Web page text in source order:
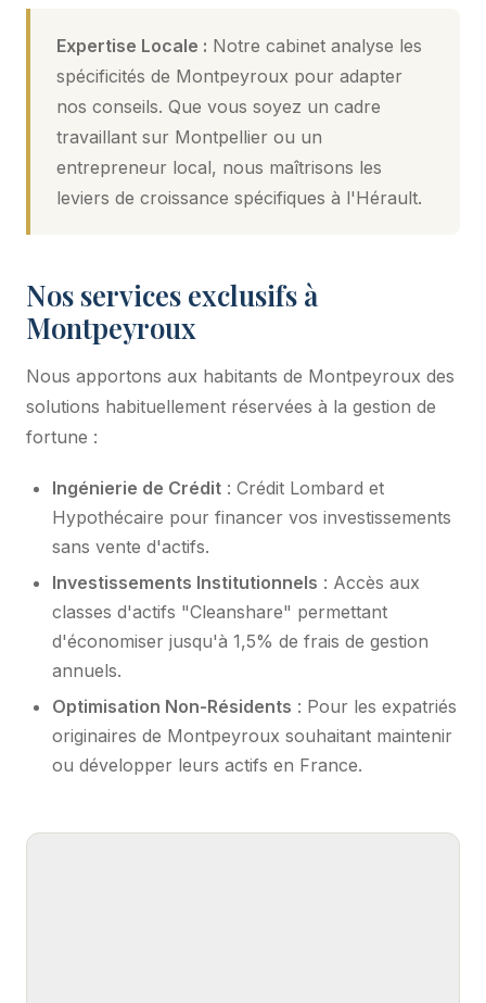
Expertise Locale : Notre cabinet analyse les
spécificités de Montpeyroux pour adapter
nos conseils. Que vous soyez un cadre
travaillant sur Montpellier ou un
entrepreneur local, nous maîtrisons les
leviers de croissance spécifiques à l'Hérault.
Nos services exclusifs à
Montpeyroux
Nous apportons aux habitants de Montpeyroux des
solutions habituellement réservées à la gestion de
fortune :
Ingénierie de Crédit : Crédit Lombard et
Hypothécaire pour financer vos investissements
sans vente d'actifs.
Investissements Institutionnels : Accès aux
classes d'actifs "Cleanshare" permettant
d'économiser jusqu'à 1,5% de frais de gestion
annuels.
Optimisation Non-Résidents : Pour les expatriés
originaires de Montpeyroux souhaitant maintenir
ou développer leurs actifs en France.